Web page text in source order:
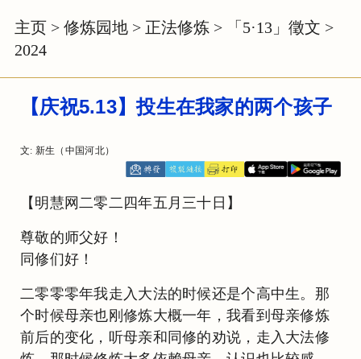
主页 > 修炼园地 > 正法修炼 > 「5·13」徵文 >
2024
【庆祝5.13】投生在我家的两个孩子
文: 新生（中国河北）
【明慧网二零二四年五月三十日】
尊敬的师父好！
同修们好！
二零零零年我走入大法的时候还是个高中生。那
个时候母亲也刚修炼大概一年，我看到母亲修炼
前后的变化，听母亲和同修的劝说，走入大法修